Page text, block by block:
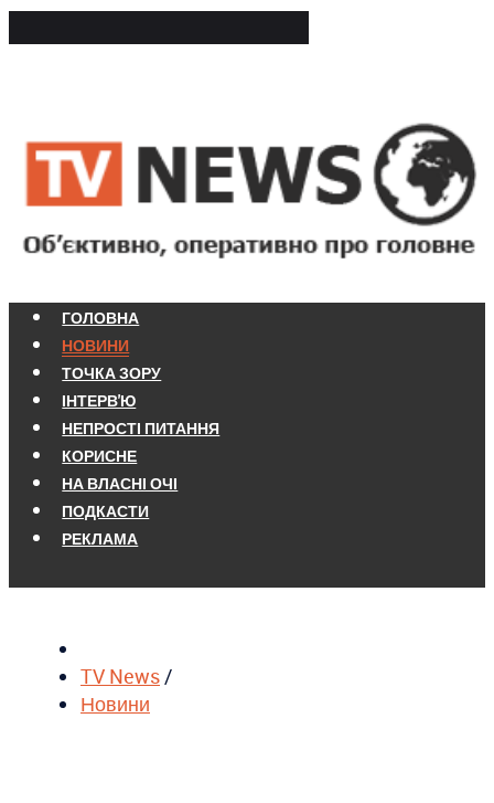
ГОЛОВНА
НОВИНИ
ТОЧКА ЗОРУ
ІНТЕРВ'Ю
НЕПРОСТІ ПИТАННЯ
КОРИСНЕ
НА ВЛАСНІ ОЧІ
ПОДКАСТИ
РЕКЛАМА
TV News/
Новини